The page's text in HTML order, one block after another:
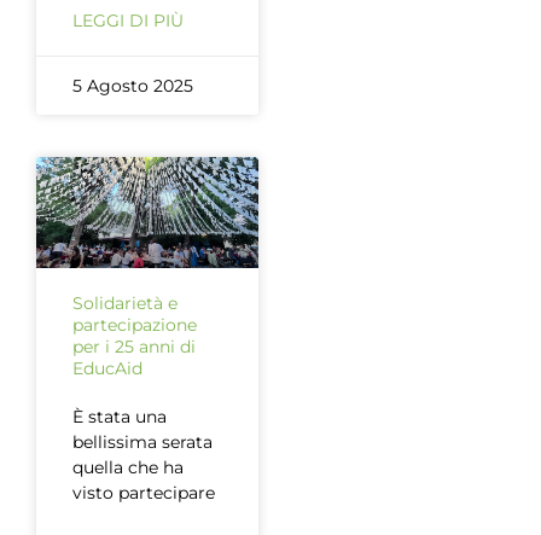
LEGGI DI PIÙ
5 Agosto 2025
Solidarietà e
partecipazione
per i 25 anni di
EducAid
È stata una
bellissima serata
quella che ha
visto partecipare